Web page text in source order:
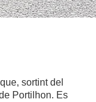
sortint del
Portilhon. Es